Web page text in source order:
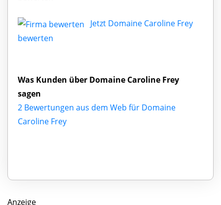
Jetzt Domaine Caroline Frey
bewerten
Was Kunden über Domaine Caroline Frey
sagen
2 Bewertungen aus dem Web für Domaine
Caroline Frey
Anzeige